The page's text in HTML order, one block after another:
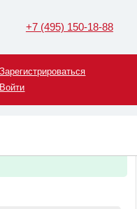
+7 (495) 150-18-88
Зарегистрироваться
Войти
Амортизатор
наKIA K5
54651L2100
ПЕР ПРАВ OPTIMA